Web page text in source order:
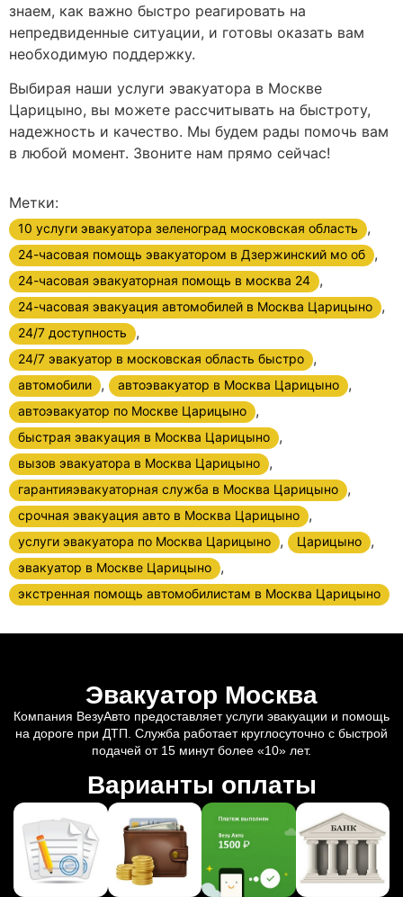
знаем, как важно быстро реагировать на
непредвиденные ситуации, и готовы оказать вам
необходимую поддержку.
Выбирая наши услуги эвакуатора в Москве
Царицыно, вы можете рассчитывать на быстроту,
надежность и качество. Мы будем рады помочь вам
в любой момент. Звоните нам прямо сейчас!
Метки:
10 услуги эвакуатора зеленоград московская область ,
24-часовая помощь эвакуатором в Дзержинский мо об ,
24-часовая эвакуаторная помощь в москва 24 ,
24-часовая эвакуация автомобилей в Москва Царицыно ,
24/7 доступность ,
24/7 эвакуатор в московская область быстро ,
автомобили , автоэвакуатор в Москва Царицыно ,
автоэвакуатор по Москве Царицыно ,
быстрая эвакуация в Москва Царицыно ,
вызов эвакуатора в Москва Царицыно ,
гарантияэвакуаторная служба в Москва Царицыно ,
срочная эвакуация авто в Москва Царицыно ,
услуги эвакуатора по Москва Царицыно , Царицыно ,
эвакуатор в Москве Царицыно ,
экстренная помощь автомобилистам в Москва Царицыно
Эвакуатор Москва
Компания ВезуАвто предоставляет услуги эвакуации и помощь
на дороге при ДТП. Служба работает круглосуточно с быстрой
подачей от 15 минут более «10» лет.
Варианты оплаты